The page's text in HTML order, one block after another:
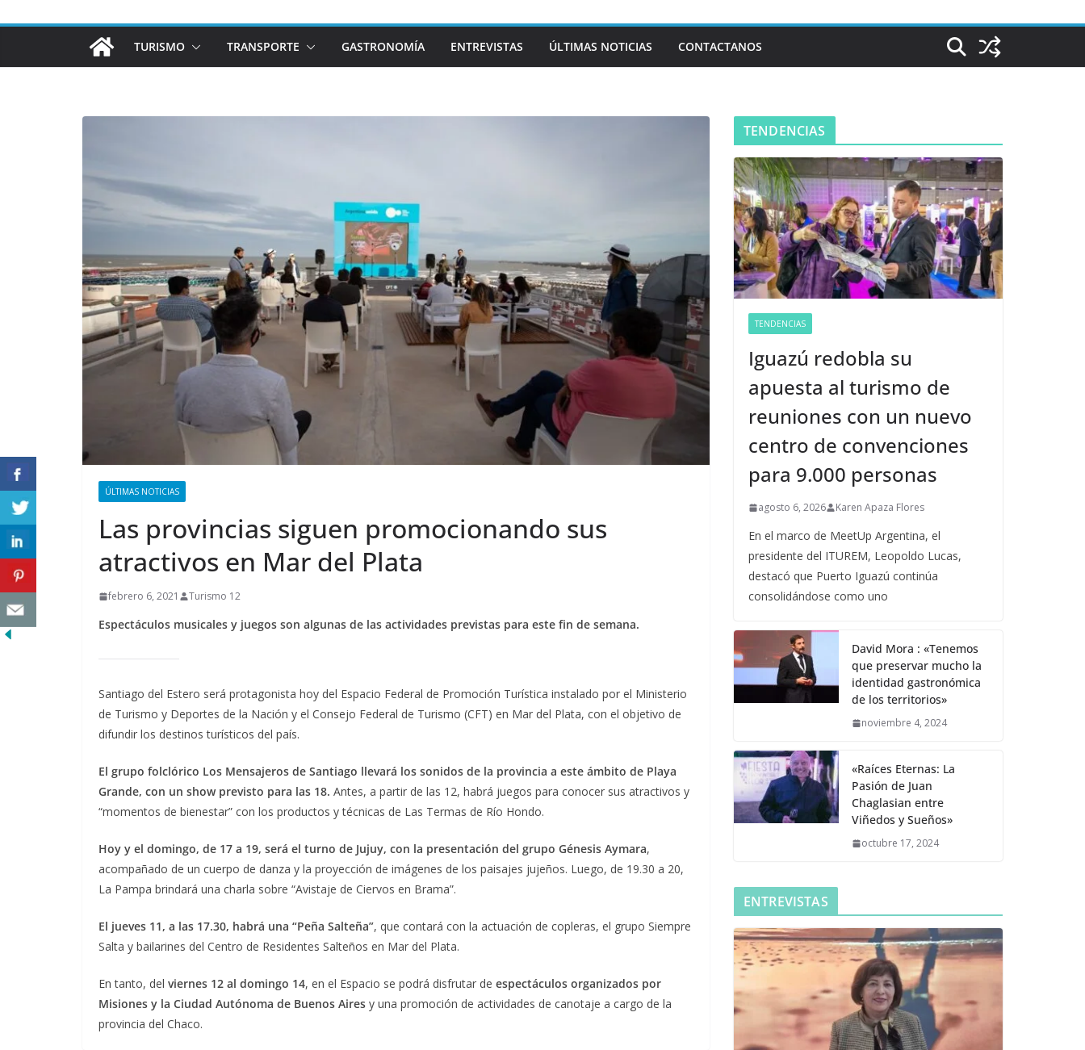
TURISMO TRANSPORTE GASTRONOMÍA ENTREVISTAS ÚLTIMAS NOTICIAS CONTACTANOS
ÚLTIMAS NOTICIAS
Las provincias siguen promocionando sus
atractivos en Mar del Plata
febrero 6, 2021 Turismo 12
Espectáculos musicales y juegos son algunas de las actividades previstas para este fin de semana.
Santiago del Estero será protagonista hoy del Espacio Federal de Promoción Turística instalado por el Ministerio
de Turismo y Deportes de la Nación y el Consejo Federal de Turismo (CFT) en Mar del Plata, con el objetivo de
difundir los destinos turísticos del país.
El grupo folclórico Los Mensajeros de Santiago llevará los sonidos de la provincia a este ámbito de Playa
Grande, con un show previsto para las 18. Antes, a partir de las 12, habrá juegos para conocer sus atractivos y
“momentos de bienestar” con los productos y técnicas de Las Termas de Río Hondo.
Hoy y el domingo, de 17 a 19, será el turno de Jujuy, con la presentación del grupo Génesis Aymara,
acompañado de un cuerpo de danza y la proyección de imágenes de los paisajes jujeños. Luego, de 19.30 a 20,
La Pampa brindará una charla sobre “Avistaje de Ciervos en Brama”.
El jueves 11, a las 17.30, habrá una “Peña Salteña”, que contará con la actuación de copleras, el grupo Siempre
Salta y bailarines del Centro de Residentes Salteños en Mar del Plata.
En tanto, del viernes 12 al domingo 14, en el Espacio se podrá disfrutar de espectáculos organizados por
Misiones y la Ciudad Autónoma de Buenos Aires y una promoción de actividades de canotaje a cargo de la
provincia del Chaco.
TENDENCIAS
TENDENCIAS
Iguazú redobla su
apuesta al turismo de
reuniones con un nuevo
centro de convenciones
para 9.000 personas
agosto 6, 2026 Karen Apaza Flores
En el marco de MeetUp Argentina, el
presidente del ITUREM, Leopoldo Lucas,
destacó que Puerto Iguazú continúa
consolidándose como uno
David Mora : «Tenemos
que preservar mucho la
identidad gastronómica
de los territorios»
noviembre 4, 2024
«Raíces Eternas: La
Pasión de Juan
Chaglasian entre
Viñedos y Sueños»
octubre 17, 2024
ENTREVISTAS